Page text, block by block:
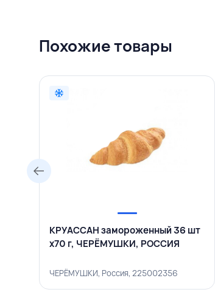
Похожие товары
КРУАССАН замороженный 36 шт
х70 г, ЧЕРЁМУШКИ, РОССИЯ
ЧЕРЁМУШКИ, Россия, 225002356